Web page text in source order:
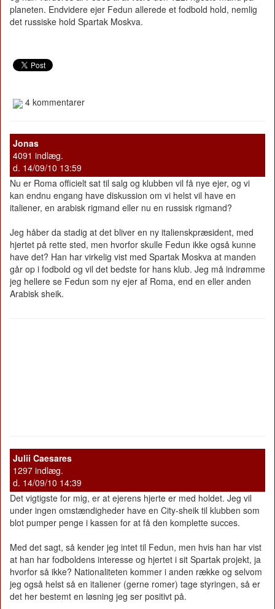
planeten. Endvidere ejer Fedun allerede et fodbold hold, nemlig
det russiske hold Spartak Moskva.
4 kommentarer
Jonas
4091 indlæg.
d. 14/09/10 13:59
Nu er Roma officielt sat til salg og klubben vil få nye ejer, og vi
kan endnu engang have diskussion om vi helst vil have en
italiener, en arabisk rigmand eller nu en russisk rigmand?
Jeg håber da stadig at det bliver en ny italienskpræsident, med
hjertet på rette sted, men hvorfor skulle Fedun ikke også kunne
have det? Han har virkelig vist med Spartak Moskva at manden
går op i fodbold og vil det bedste for hans klub. Jeg må indrømme
jeg hellere se Fedun som ny ejer af Roma, end en eller anden
Arabisk sheik.
Julii Caesares
1297 indlæg.
d. 14/09/10 14:39
Det vigtigste for mig, er at ejerens hjerte er med holdet. Jeg vil
under ingen omstændigheder have en City-sheik til klubben som
blot pumper penge i kassen for at få den komplette succes.
Med det sagt, så kender jeg intet til Fedun, men hvis han har vist
at han har fodboldens interesse og hjertet i sit Spartak projekt, ja
hvorfor så ikke? Nationaliteten kommer i anden række og selvom
jeg også helst så en italiener (gerne romer) tage styringen, så er
det her bestemt en løsning jeg ser positivt på.